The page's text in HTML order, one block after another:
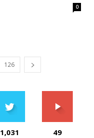
0
126
1,031 49